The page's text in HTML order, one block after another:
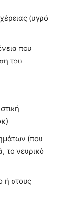
(υγρό
που
του
(που
το νευρικό
ή στους